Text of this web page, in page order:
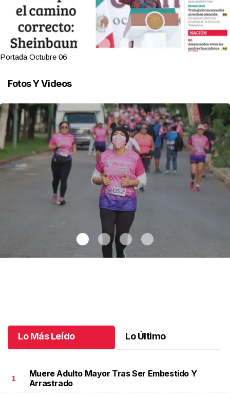
Portada Octubre 06
Fotos Y Videos
Lo Más Leído Lo Último
1
Muere Adulto Mayor Tras Ser Embestido Y
Arrastrado